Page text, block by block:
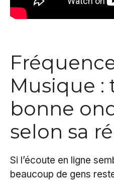
Musique :
bonne
selon sa
Si l’écoute en ligne
beaucoup de gens